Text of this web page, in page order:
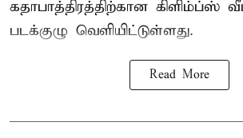
கதாபாத்திரத்திற்கான கிளிம்ப்ஸ்
படக்குழு வெளியிட்டுள்ளது.
Read More